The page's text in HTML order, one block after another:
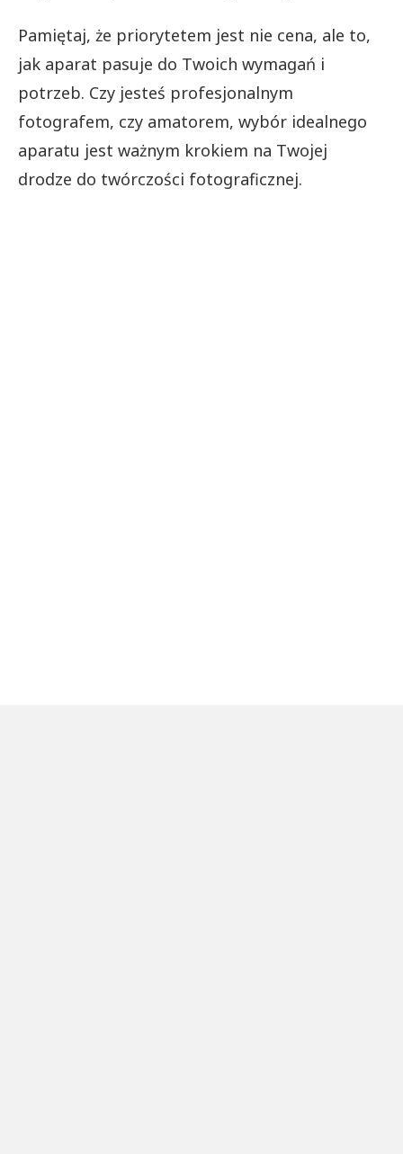
Pamiętaj, że priorytetem jest nie cena, ale to,
jak aparat pasuje do Twoich wymagań i
potrzeb. Czy jesteś profesjonalnym
fotografem, czy amatorem, wybór idealnego
aparatu jest ważnym krokiem na Twojej
drodze do twórczości fotograficznej.